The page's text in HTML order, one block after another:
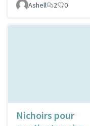
Ashell
2 0
Nichoirs pour